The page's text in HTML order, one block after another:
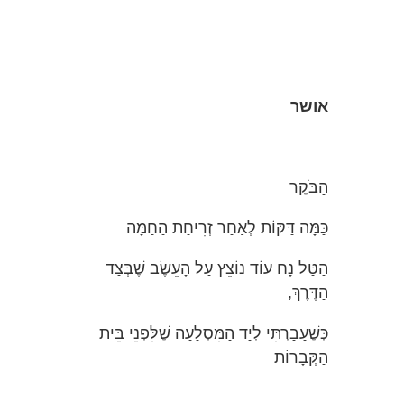
אושר
הַבֹּקֶר
כַּמָּה דַּקּוֹת לְאַחַר זְרִיחַת הַחַמָּה
הַטַּל נָח עוֹד נוֹצֵץ עַל הָעֵשֶׂב שֶׁבְּצַד
הַדֶּרֶךְ,
כְּשֶׁעָבַרְתִּי לְיָד הַמִּסְלָעָה שֶׁלִּפְנֵי בֵּית
הַקְּבָרוֹת